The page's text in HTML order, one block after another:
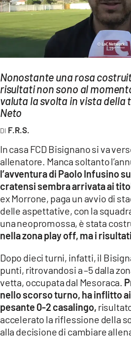
Streaming
LAC NETWORK
LAC ONAIR
LaC
Network
LACPLAY.IT
LACTV.IT
LACONAIR.IT
LACITYMAG.IT
ILREGGINO.IT
COSENZACHANNEL.IT
ILVIBONESE.IT
CATANZAROCHANNEL.IT
LACAPITALENEWS.IT
App
ANDROID
APPLE
Nonostante una rosa
risultati non sono al
valuta la svolta in vista della
Neto
F.R.S.
In casa FCD Bisignano si va
allenatore. Manca soltanto
l’avventura di Paolo Infusino
cratensi sembra arrivata ai
ex Morrone, paga un avvio di
delle aspettative, con la
una neopromossa, è stata
nella zona play off, ma i
Dopo dieci turni, infatti, il
punti, ritrovandosi a –5 dalla
vetta, occupata dal Mesoraca.
nello scorso turno, ha inflitto
pesante 0-2 casalingo,
accelerato la riflessione della
alla decisione di cambiare